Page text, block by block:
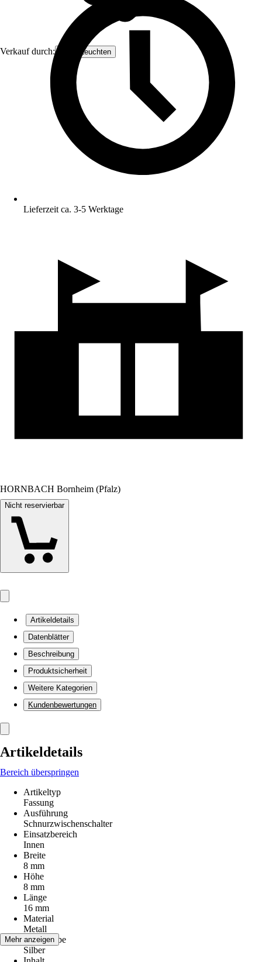
Verkauf durch: Orion Leuchten
Lieferzeit ca. 3-5 Werktage
HORNBACH Bornheim (Pfalz)
Nicht reservierbar
Artikeldetails
Datenblätter
Beschreibung
Produktsicherheit
Weitere Kategorien
Kundenbewertungen
Artikeldetails
Bereich überspringen
Artikeltyp
Fassung
Ausführung
Schnurzwischenschalter
Einsatzbereich
Innen
Breite
8 mm
Höhe
8 mm
Länge
16 mm
Material
Metall
Grundfarbe
Silber
Mehr anzeigen